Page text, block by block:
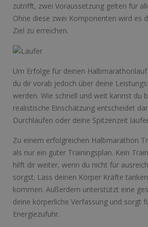
zutrifft, zwei Voraussetzung gelten für
Ohne diese zwei Komponenten wird es
Ziel zu erreichen.
Um Erfolge für deinen
du dir vorab jedoch über deine
werden. Wie schnell und weit kannst du
realistische Einschätzung entscheidet
Durchlaufen oder deine Spitzenzeit
Zu einem erfolgreichen Halbmarathon
als nur ein guter Trainingsplan. Kein
hilft dir weiter, wenn du nicht für
sorgst. Lass deinen Körper Kräfte
kommen. Außerdem unterstützt eine
deine körperliche Verfassung und sorgt
Energiezufuhr.